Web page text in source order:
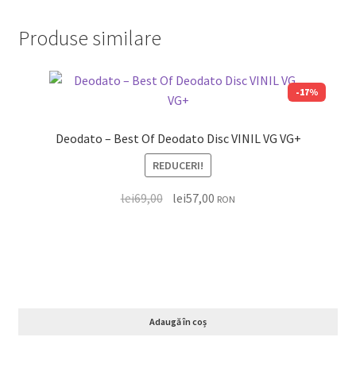
Produse similare
-17%
Deodato – Best Of Deodato Disc VINIL VG VG+
REDUCERI!
lei69,00 lei57,00 RON
Adaugă în coș